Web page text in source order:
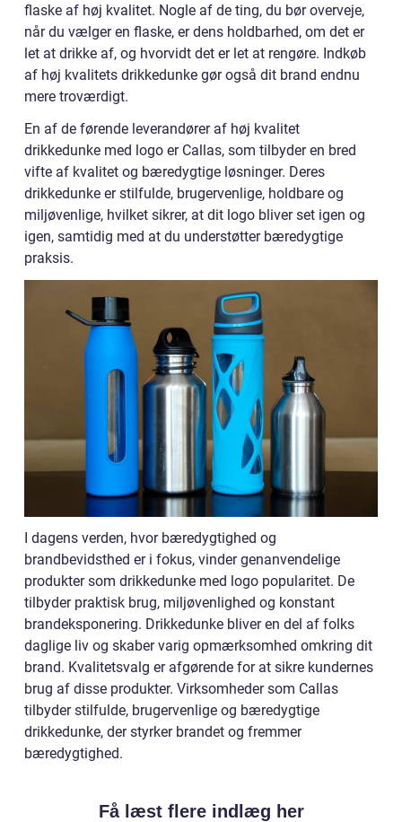
flaske af høj kvalitet. Nogle af de ting, du bør overveje,
når du vælger en flaske, er dens holdbarhed, om det er
let at drikke af, og hvorvidt det er let at rengøre. Indkøb
af høj kvalitets drikkedunke gør også dit brand endnu
mere troværdigt.
En af de førende leverandører af høj kvalitet
drikkedunke med logo er Callas, som tilbyder en bred
vifte af kvalitet og bæredygtige løsninger. Deres
drikkedunke er stilfulde, brugervenlige, holdbare og
miljøvenlige, hvilket sikrer, at dit logo bliver set igen og
igen, samtidig med at du understøtter bæredygtige
praksis.
I dagens verden, hvor bæredygtighed og
brandbevidsthed er i fokus, vinder genanvendelige
produkter som drikkedunke med logo popularitet. De
tilbyder praktisk brug, miljøvenlighed og konstant
brandeksponering. Drikkedunke bliver en del af folks
daglige liv og skaber varig opmærksomhed omkring dit
brand. Kvalitetsvalg er afgørende for at sikre kundernes
brug af disse produkter. Virksomheder som Callas
tilbyder stilfulde, brugervenlige og bæredygtige
drikkedunke, der styrker brandet og fremmer
bæredygtighed.
Få læst flere indlæg her